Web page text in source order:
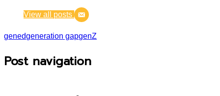
View all posts
genedgeneration gapgenZ
Post navigation